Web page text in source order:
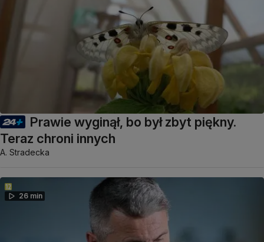
Prawie wyginął, bo był zbyt piękny.
Teraz chroni innych
A. Stradecka
26 min